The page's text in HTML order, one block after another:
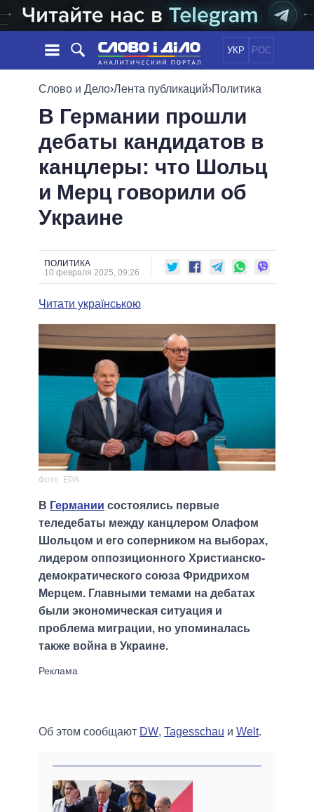
УКР РОС
НОВОСТИ
ЛЕНТА
СОБЫТИЯ
СТАТЬИ
МНЕНИЯ
ОБЗОРЫ
ДАЙДЖЕСТЫ
ПОЛИТИКА
ЭКОНОМИКА
ОБЩЕСТВО
ОБЕЩАНИЯ
ПОЛИТИКИ
ВСЕ ПОЛИТИКИ
ПРЕЗИДЕНТ И ОФИС
ВЕРХОВНАЯ РАДА
ГЛАВЫ ОБЛАДМИНИСТРАЦИЙ
МЭРЫ
ВСЕ ПЕРСОНЫ
ИНФОГРАФИКА
СРАВНЕНИЕ ПОЛИТИКОВ
Слово и Дело›Лента публикаций›Политика
В Германии прошли
дебаты кандидатов в
канцлеры: что Шольц
и Мерц говорили об
Украине
ПОЛИТИКА
10 февраля 2025, 09:26
Читати українською
Фото: EPA
В Германии состоялись первые
теледебаты между канцлером Олафом
Шольцом и его соперником на выборах,
лидером оппозиционного Христианско-
демократического союза Фридрихом
Мерцем. Главными темами на дебатах
были экономическая ситуация и
проблема миграции, но упоминалась
также война в Украине.
Об этом сообщают DW, Tagesschau и Welt.